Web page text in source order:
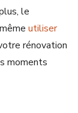
le
utiliser
rénovation
moments